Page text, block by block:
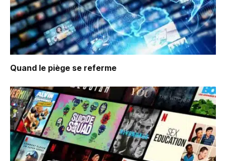
Quand le piège se referme